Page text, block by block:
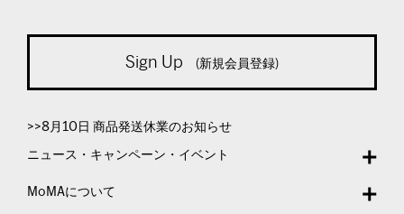
Sign Up (新規会員登録)
>>8月10日 商品発送休業のお知らせ
ニュース・キャンペーン・イベント
MoMAについて